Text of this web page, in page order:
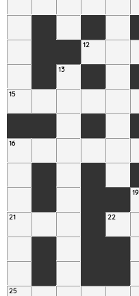
12
13
15
16
19
21 22
25